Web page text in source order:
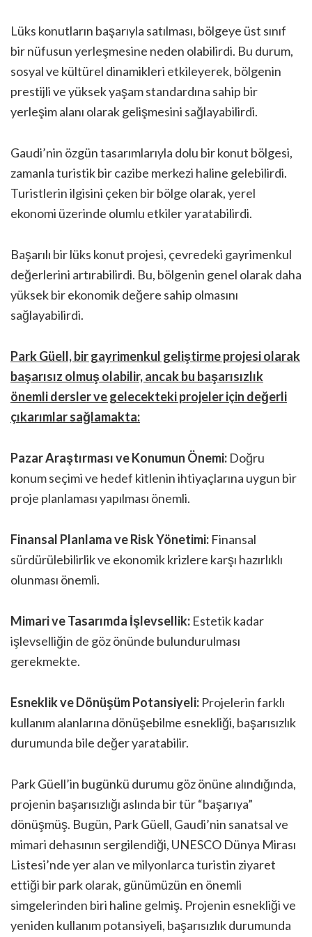
Lüks konutların başarıyla satılması, bölgeye üst sınıf
bir nüfusun yerleşmesine neden olabilirdi. Bu durum,
sosyal ve kültürel dinamikleri etkileyerek, bölgenin
prestijli ve yüksek yaşam standardına sahip bir
yerleşim alanı olarak gelişmesini sağlayabilirdi.
Gaudi’nin özgün tasarımlarıyla dolu bir konut bölgesi,
zamanla turistik bir cazibe merkezi haline gelebilirdi.
Turistlerin ilgisini çeken bir bölge olarak, yerel
ekonomi üzerinde olumlu etkiler yaratabilirdi.
Başarılı bir lüks konut projesi, çevredeki gayrimenkul
değerlerini artırabilirdi. Bu, bölgenin genel olarak daha
yüksek bir ekonomik değere sahip olmasını
sağlayabilirdi.
Park Güell, bir gayrimenkul geliştirme projesi olarak
başarısız olmuş olabilir, ancak bu başarısızlık
önemli dersler ve gelecekteki projeler için değerli
çıkarımlar sağlamakta:
Pazar Araştırması ve Konumun Önemi: Doğru
konum seçimi ve hedef kitlenin ihtiyaçlarına uygun bir
proje planlaması yapılması önemli.
Finansal Planlama ve Risk Yönetimi: Finansal
sürdürülebilirlik ve ekonomik krizlere karşı hazırlıklı
olunması önemli.
Mimari ve Tasarımda İşlevsellik: Estetik kadar
işlevselliğin de göz önünde bulundurulması
gerekmekte.
Esneklik ve Dönüşüm Potansiyeli: Projelerin farklı
kullanım alanlarına dönüşebilme esnekliği, başarısızlık
durumunda bile değer yaratabilir.
Park Güell’in bugünkü durumu göz önüne alındığında,
projenin başarısızlığı aslında bir tür “başarıya”
dönüşmüş. Bugün, Park Güell, Gaudi’nin sanatsal ve
mimari dehasının sergilendiği, UNESCO Dünya Mirası
Listesi’nde yer alan ve milyonlarca turistin ziyaret
ettiği bir park olarak, günümüzün en önemli
simgelerinden biri haline gelmiş. Projenin esnekliği ve
yeniden kullanım potansiyeli, başarısızlık durumunda